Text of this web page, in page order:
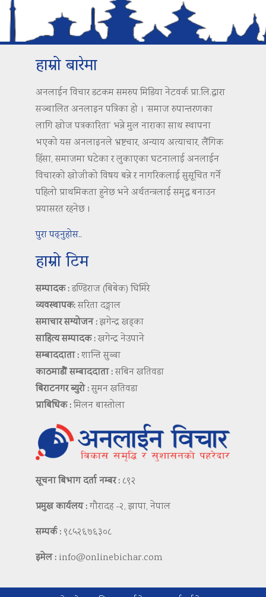
हाम्रो बारेमा
अनलाईन विचार डटकम समरुप मिडिया नेटवर्क प्रा.लि.द्वारा
सञ्चालित अनलाइन पत्रिका हो । ‘समाज रुपान्तरणका
लागि खोज पत्रकारिता’ भन्ने मुल नाराका साथ स्थापना
भएको यस अनलाइनले भ्रष्टचार, अन्याय अत्याचार, लैंगिक
हिंसा, समाजमा घटेका र लुकाएका घटनालाई अनलाईन
विचारको खोजीको विषय बन्ने र नागरिकलाई सुसूचित गर्ने
पहिलो प्राथमिकता हुनेछ भने अर्थतन्त्रलाई समृद्ध बनाउन
प्रयासरत रहनेछ ।
पुरा पढ्नुहोस..
हाम्रो टिम
सम्पादक :डण्डिराज (बिबेक) घिमिरे
व्यवस्थापक:सरिता दङ्गाल
समाचार सम्योजन :झगेन्द्र खड्का
साहित्य सम्पादक :खगेन्द्र नेउपाने
सम्बाददाता :शान्ति सुब्बा
काठमाडौं सम्बाददाता :सबिन खतिवडा
बिराटनगर ब्युरो :सुमन खतिवडा
प्राबिधिक :मिलन बास्तोला
सूचना बिभाग दर्ता नम्बर : ८९२
प्रमुख कार्यलय :गौरादह -२, झापा, नेपाल
सम्पर्क : ९८५२६७६३०८
इमेल : info@onlinebichar.com